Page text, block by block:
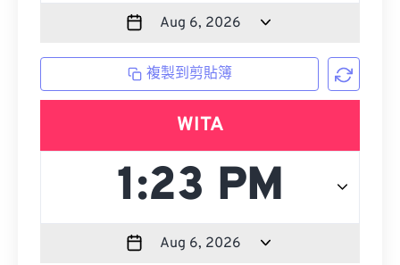
複製到剪貼簿
WITA